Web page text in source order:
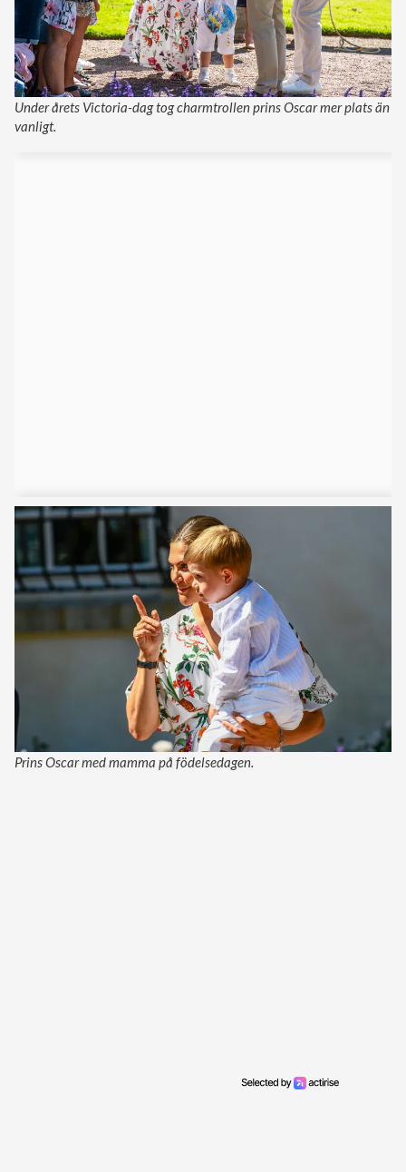
Under årets Victoria-dag tog charmtrollen prins Oscar mer plats än
vanligt.
Prins Oscar med mamma på födelsedagen.